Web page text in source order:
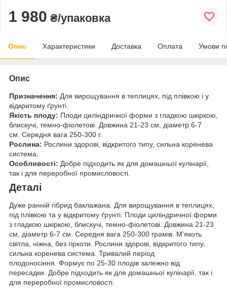
1 980 ₴/упаковка
Опис Характеристики Доставка Оплата Умови
Опис
Призначення: Для вирощування в теплицях, під плівкою і у
відкритому ґрунті.
Якість плоду: Плоди циліндричної форми з гладкою шкіркою,
блискучі, темно-фіолетові. Довжина 21-23 см, діаметр 6-7
см. Середня вага 250-300 г.
Рослина: Рослини здорові, відкритого типу, сильна коренева
система.
Особливості: Добре підходить як для домашньої кулінарії,
так і для переробної промисловості.
Деталі
Дуже ранній гібрид баклажана. Для вирощування в теплицях,
під плівкою та у відкритому ґрунті. Плоди циліндричної форми
з гладкою шкіркою, блискучі, темно-фіолетові. Довжина 21-23
см, діаметр 6-7 см. Середня вага 250-300 грамів. М'якоть
світла, ніжна, без гіркоти. Рослини здорові, відкритого типу,
сильна коренева система. Тривалий період
плодоносіння. Формує по 25-30 плодів залежно від
пересадки. Добре підходить як для домашньої кулінарії, так і
для переробної промисловості.